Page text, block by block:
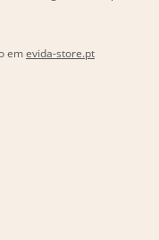
emevida-store.pt